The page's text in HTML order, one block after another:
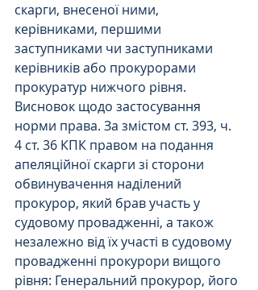
скарги, внесеної ними,
керівниками, першими
заступниками чи заступниками
керівників або прокурорами
прокуратур нижчого рівня.
Висновок щодо застосування
норми права. За змістом ст. 393, ч.
4 ст. 36 КПК правом на подання
апеляційної скарги зі сторони
обвинувачення наділений
прокурор, який брав участь у
судовому провадженні, а також
незалежно від їх участі в судовому
провадженні прокурори вищого
рівня: Генеральний прокурор, його